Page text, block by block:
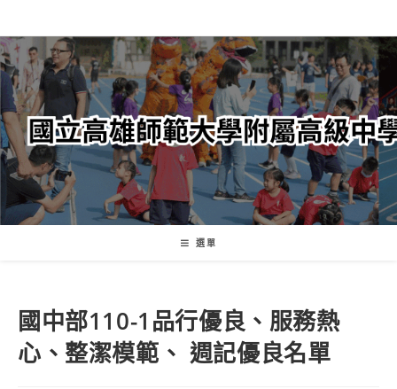
轉
至
主
內
容
選單
國中部110-1品行優良、服務熱
心、整潔模範、 週記優良名單